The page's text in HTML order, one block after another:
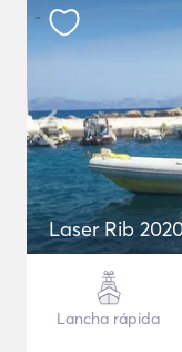
Laser Rib
Lancha rápida